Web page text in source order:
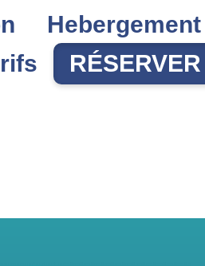
Hebergement
RÉSERVER